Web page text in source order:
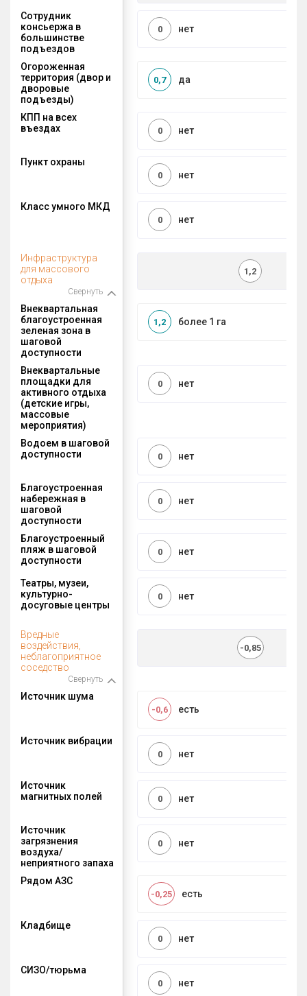
Сотрудник
консьержа в
большинстве
подъездов
нет
0
Огороженная
территория (двор и
дворовые
подъезды)
да
0,7
КПП на всех
въездах
нет
0
Пункт охраны
нет
0
Класс умного МКД
нет
0
Инфраструктура
для массового
отдыха
Свернуть
1,2
Внеквартальная
благоустроенная
зеленая зона в
шаговой
доступности
более 1 га
1,2
Внеквартальные
площадки для
активного отдыха
(детские игры,
массовые
мероприятия)
нет
0
Водоем в шаговой
доступности
нет
0
Благоустроенная
набережная в
шаговой
доступности
нет
0
Благоустроенный
пляж в шаговой
доступности
нет
0
Театры, музеи,
культурно-
досуговые центры
нет
0
Вредные
воздействия,
неблагоприятное
соседство
Свернуть
-0,85
Источник шума
есть
-0,6
Источник вибрации
нет
0
Источник
магнитных полей
нет
0
Источник
загрязнения
воздуха/
неприятного запаха
нет
0
Рядом АЗС
есть
-0,25
Кладбище
нет
0
СИЗО/тюрьма
нет
0